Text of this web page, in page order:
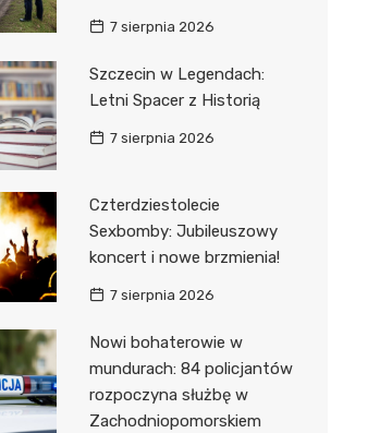
7 sierpnia 2026
Szczecin w Legendach:
Letni Spacer z Historią
7 sierpnia 2026
Czterdziestolecie
Sexbomby: Jubileuszowy
koncert i nowe brzmienia!
7 sierpnia 2026
Nowi bohaterowie w
mundurach: 84 policjantów
rozpoczyna służbę w
Zachodniopomorskiem